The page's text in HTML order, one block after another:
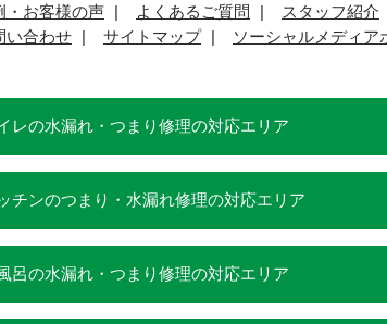
・お客様の声
よくあるご質問 スタッフ紹介
い合わせ
サイトマップ ソーシャルメディア
レの水漏れ・つまり修理の対応エリア
チンのつまり・水漏れ修理の対応エリア
呂の水漏れ・つまり修理の対応エリア